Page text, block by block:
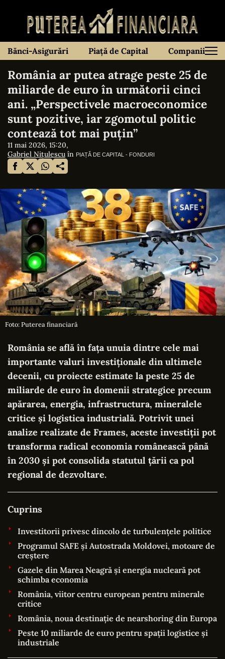
Bănci-Asigurări Piață de Capital Companii
România ar putea atrage peste 25 de
miliarde de euro în următorii cinci
ani. „Perspectivele macroeconomice
sunt pozitive, iar zgomotul politic
contează tot mai puțin”
11 mai 2026, 15:20,
Gabriel Nițulescu în PIAȚĂ DE CAPITAL - FONDURI
Foto: Puterea financiară
România se află în fața unuia dintre cele mai
importante valuri investiționale din ultimele
decenii, cu proiecte estimate la peste 25 de
miliarde de euro în domenii strategice precum
apărarea, energia, infrastructura, mineralele
critice și logistica industrială. Potrivit unei
analize realizate de Frames, aceste investiții pot
transforma radical economia românească până
în 2030 și pot consolida statutul țării ca pol
regional de dezvoltare.
Cuprins
Investitorii privesc dincolo de turbulențele politice
Programul SAFE și Autostrada Moldovei, motoare de
creștere
Gazele din Marea Neagră și energia nucleară pot
schimba economia
România, viitor centru european pentru minerale
critice
România, noua destinație de nearshoring din Europa
Peste 10 miliarde de euro pentru spații logistice și
industriale